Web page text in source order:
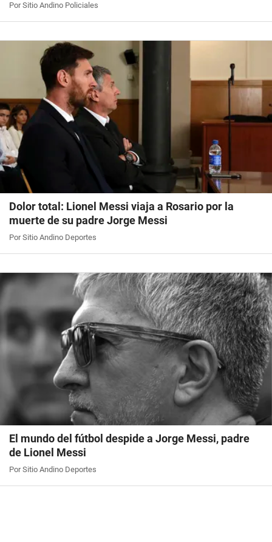
Por Sitio Andino Policiales
Dolor total: Lionel Messi viaja a Rosario por la
muerte de su padre Jorge Messi
Por Sitio Andino Deportes
El mundo del fútbol despide a Jorge Messi, padre
de Lionel Messi
Por Sitio Andino Deportes